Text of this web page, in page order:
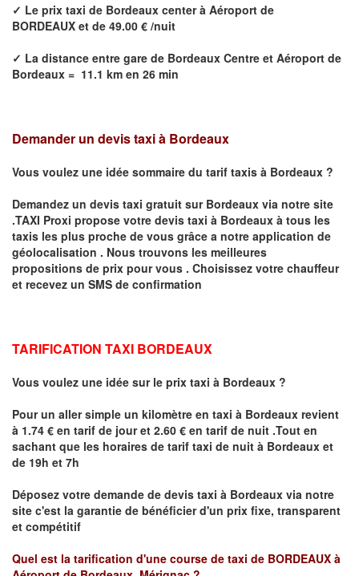
✓ Le prix taxi de Bordeaux center à Aéroport de
BORDEAUX et de 49.00 € /nuit
✓ La distance entre gare de Bordeaux Centre et Aéroport de
Bordeaux = 11.1 km en 26 min
Demander un devis taxi à Bordeaux
Vous voulez une idée sommaire du tarif taxis à Bordeaux ?
Demandez un devis taxi gratuit sur Bordeaux via notre site
.TAXI Proxi propose votre devis taxi à Bordeaux à tous les
taxis les plus proche de vous grâce a notre application de
géolocalisation . Nous trouvons les meilleures
propositions de prix pour vous . Choisissez votre chauffeur
et recevez un SMS de confirmation
TARIFICATION TAXI BORDEAUX
Vous voulez une idée sur le prix taxi à Bordeaux ?
Pour un aller simple un kilomètre en taxi à Bordeaux revient
à 1.74 € en tarif de jour et 2.60 € en tarif de nuit .Tout en
sachant que les horaires de tarif taxi de nuit à Bordeaux et
de 19h et 7h
Déposez votre demande de devis taxi à Bordeaux via notre
site c'est la garantie de bénéficier d'un prix fixe, transparent
et compétitif
Quel est la tarification d'une course de taxi de BORDEAUX à